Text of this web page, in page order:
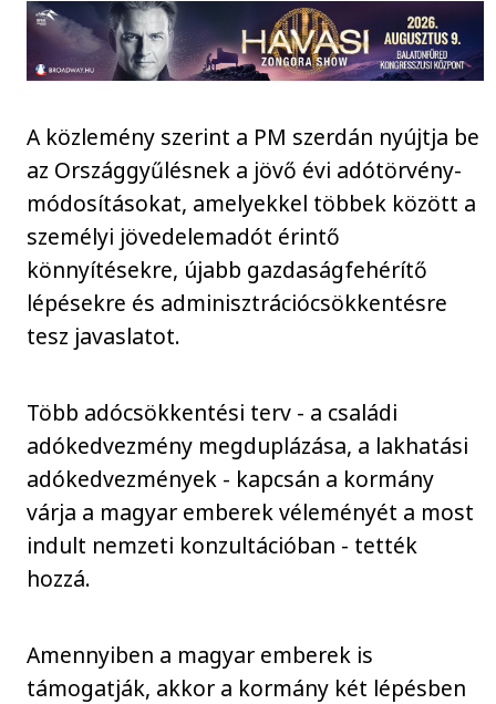
A közlemény szerint a PM szerdán nyújtja be
az Országgyűlésnek a jövő évi adótörvény-
módosításokat, amelyekkel többek között a
személyi jövedelemadót érintő
könnyítésekre, újabb gazdaságfehérítő
lépésekre és adminisztrációcsökkentésre
tesz javaslatot.
Több adócsökkentési terv - a családi
adókedvezmény megduplázása, a lakhatási
adókedvezmények - kapcsán a kormány
várja a magyar emberek véleményét a most
indult nemzeti konzultációban - tették
hozzá.
Amennyiben a magyar emberek is
támogatják, akkor a kormány két lépésben